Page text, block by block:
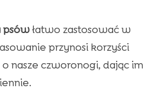
psówłatwo zastosować w
przynosi korzyści
nasze czworonogi, dając im